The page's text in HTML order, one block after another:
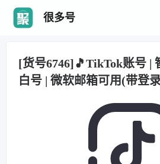
很多号
[货号6746]🎵TikTok账号 |
白号 | 微软邮箱可用(带登